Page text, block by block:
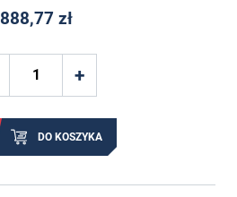
888,77 zł
DO KOSZYKA